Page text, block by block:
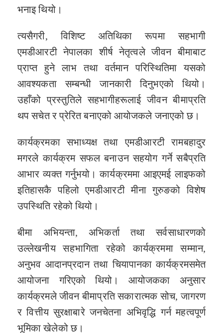
भनाइ थियो।
त्यसैगरी, विशिष्ट अतिथिका रूपमा सहभागी
एमडीआरटी नेपालका शीर्ष नेतृत्वले जीवन बीमाबाट
प्राप्त हुने लाभ तथा वर्तमान परिस्थितिमा यसको
आवश्यकता सम्बन्धी जानकारी दिनुभएको थियो।
उहाँको प्रस्तुतिले सहभागीहरूलाई जीवन बीमाप्रति
थप सचेत र प्रेरित बनाएको आयोजकले जनाएको छ।
कार्यक्रमका सभाध्यक्ष तथा एमडीआरटी रामबहादुर
मगरले कार्यक्रम सफल बनाउन सहयोग गर्ने सबैप्रति
आभार व्यक्त गर्नुभयो। कार्यक्रममा आइएमई लाइफको
इतिहासकै पहिलो एमडीआरटी मीना गुरुङको विशेष
उपस्थिति रहेको थियो।
बीमा अभियन्ता, अभिकर्ता तथा सर्वसाधारणको
उल्लेखनीय सहभागिता रहेको कार्यक्रममा सम्मान,
अनुभव आदानप्रदान तथा चियापानका कार्यक्रमसमेत
आयोजना गरिएको थियो। आयोजकका अनुसार
कार्यक्रमले जीवन बीमाप्रति सकारात्मक सोच, जागरण
र वित्तीय सुरक्षाबारे जनचेतना अभिवृद्धि गर्न महत्वपूर्ण
भूमिका खेलेको छ।